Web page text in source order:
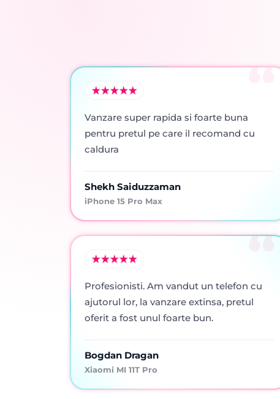
Vanzare super rapida si foarte buna
pentru pretul pe care il recomand cu
caldura
Shekh Saiduzzaman
iPhone 15 Pro Max
Profesionisti. Am vandut un telefon cu
ajutorul lor, la vanzare extinsa, pretul
oferit a fost unul foarte bun.
Bogdan Dragan
Xiaomi MI 11T Pro